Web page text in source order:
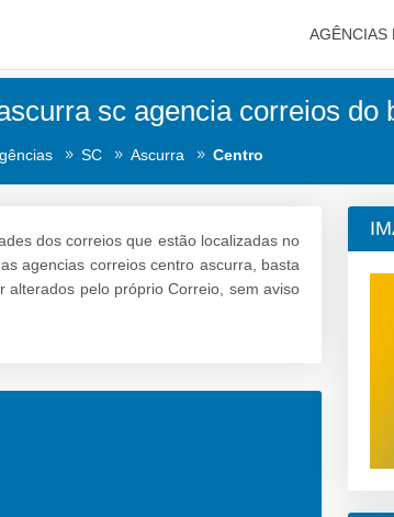
AGÊNCIAS
sc agencia correios do
SC Ascurra Centro
dos correios que estão localizadas no
agencias correios centro ascurra, basta
pelo próprio Correio, sem aviso